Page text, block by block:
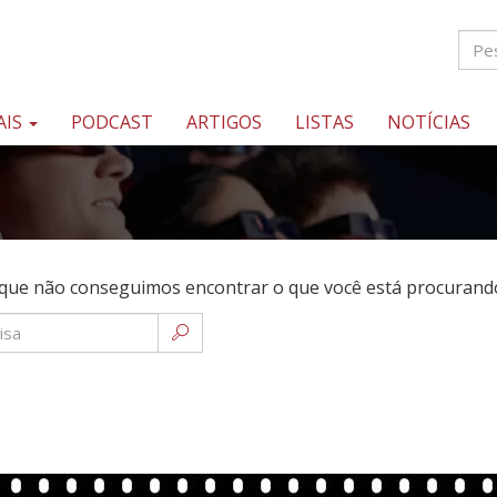
PODCAST ARTIGOS LISTAS NOTÍCIAS
não conseguimos encontrar o que você está